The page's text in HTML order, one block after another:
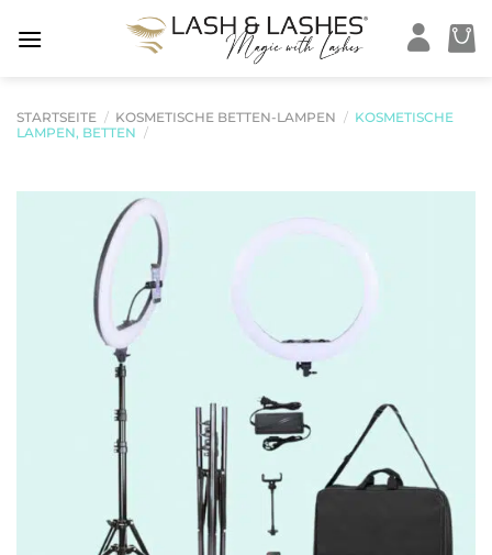
Inhalt
STARTSEITE / KOSMETISCHE BETTEN-LAMPEN / KOSMETISCHE
LAMPEN, BETTEN /